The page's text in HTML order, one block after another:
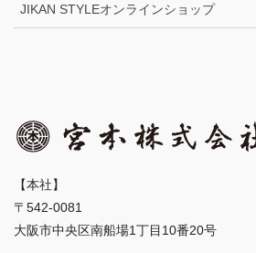
JIKAN STYLEオンラインショップ
【本社】
〒542-0081
大阪市中央区南船場1丁目10番20号